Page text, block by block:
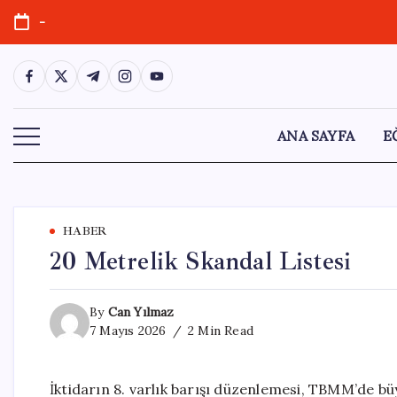
Skip
content
-
https://www.facebook.com/
https://twitter.com/
https://t.me/
https://www.instagram.com/
https://youtube.com/
ANA SAYFA
HABER
20 Metrelik Skandal Listesi
By Can Yılmaz
7 Mayıs 2026
2 Min Read
İktidarın 8. varlık barışı düzenlemesi, TBMM’de